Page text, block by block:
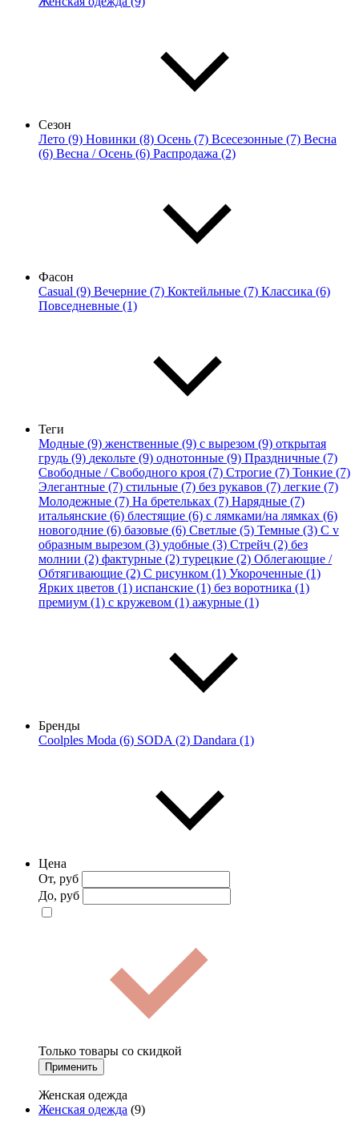
Сезон
Лето (9) Новинки (8) Осень (7) Всесезонные (7) Весна
(6) Весна / Осень (6) Распродажа (2)
Фасон
Casual (9) Вечерние (7) Коктейльные (7) Классика (6)
Повседневные (1)
Теги
Модные (9) женственные (9) с вырезом (9) открытая
грудь (9) декольте (9) однотонные (9) Праздничные (7)
Свободные / Свободного кроя (7) Строгие (7) Тонкие (7)
Элегантные (7) стильные (7) без рукавов (7) легкие (7)
Молодежные (7) На бретельках (7) Нарядные (7)
итальянские (6) блестящие (6) с лямками/на лямках (6)
новогодние (6) базовые (6) Светлые (5) Темные (3) С v
образным вырезом (3) удобные (3) Стрейч (2) без
молнии (2) фактурные (2) турецкие (2) Облегающие /
Обтягивающие (2) С рисунком (1) Укороченные (1)
Ярких цветов (1) испанские (1) без воротника (1)
премиум (1) с кружевом (1) ажурные (1)
Бренды
Coolples Moda (6) SODA (2) Dandara (1)
Цена
От, руб
До, руб
Только товары со скидкой
Применить
Женская одежда
Женская одежда (9)